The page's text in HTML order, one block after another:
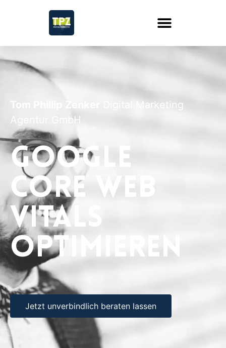
Digital Marketing
Agentur GmbH
Google
Core Web
Vitals
optimieren
Jetzt unverbindlich beraten lassen